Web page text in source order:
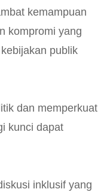
kemampuan
kompromi yang
publik
dan memperkuat
kunci dapat
inklusif yang